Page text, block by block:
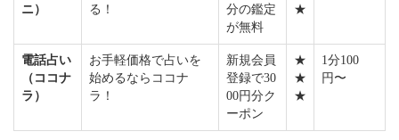
ニ）
る！
分の鑑定
が無料
★
電話占い
（ココナ
ラ）
お手軽価格で占いを
始めるならココナ
ラ！
新規会員
登録で30
00円分ク
ーポン
★
★
★
1分100
円〜